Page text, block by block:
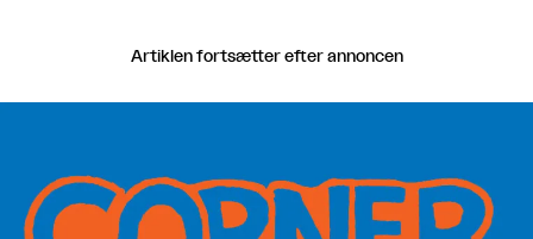
Artiklen fortsætter efter annoncen